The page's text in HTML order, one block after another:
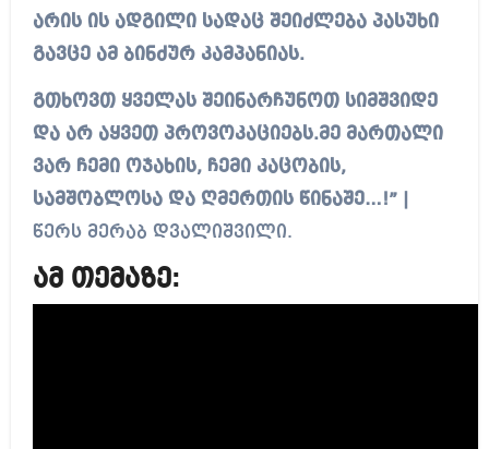
არის ის ადგილი სადაც შეიძლება პასუხი
გავცე ამ ბინძურ კამპანიას.
გთხოვთ ყველას შეინარჩუნოთ სიმშვიდე
და არ აყვეთ პროვოკაციებს.მე მართალი
ვარ ჩემი ოჯახის, ჩემი კაცობის,
სამშობლოსა და ღმერთის წინაშე…!” |
წერს მერაბ დვალიშვილი.
ამ თემაზე: